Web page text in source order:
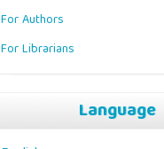
For Authors
For Librarians
Language